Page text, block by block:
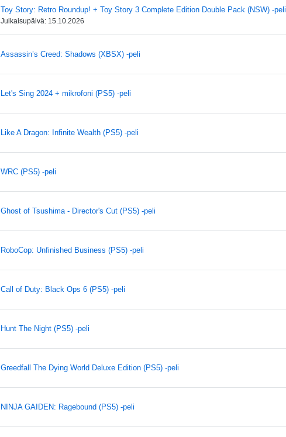
Toy Story: Retro Roundup! + Toy Story 3 Complete Edition Double Pack (NSW) -peli
Julkaisupäivä: 15.10.2026
Assassin’s Creed: Shadows (XBSX) -peli
Let's Sing 2024 + mikrofoni (PS5) -peli
Like A Dragon: Infinite Wealth (PS5) -peli
WRC (PS5) -peli
Ghost of Tsushima - Director's Cut (PS5) -peli
RoboCop: Unfinished Business (PS5) -peli
Call of Duty: Black Ops 6 (PS5) -peli
Hunt The Night (PS5) -peli
Greedfall The Dying World Deluxe Edition (PS5) -peli
NINJA GAIDEN: Ragebound (PS5) -peli